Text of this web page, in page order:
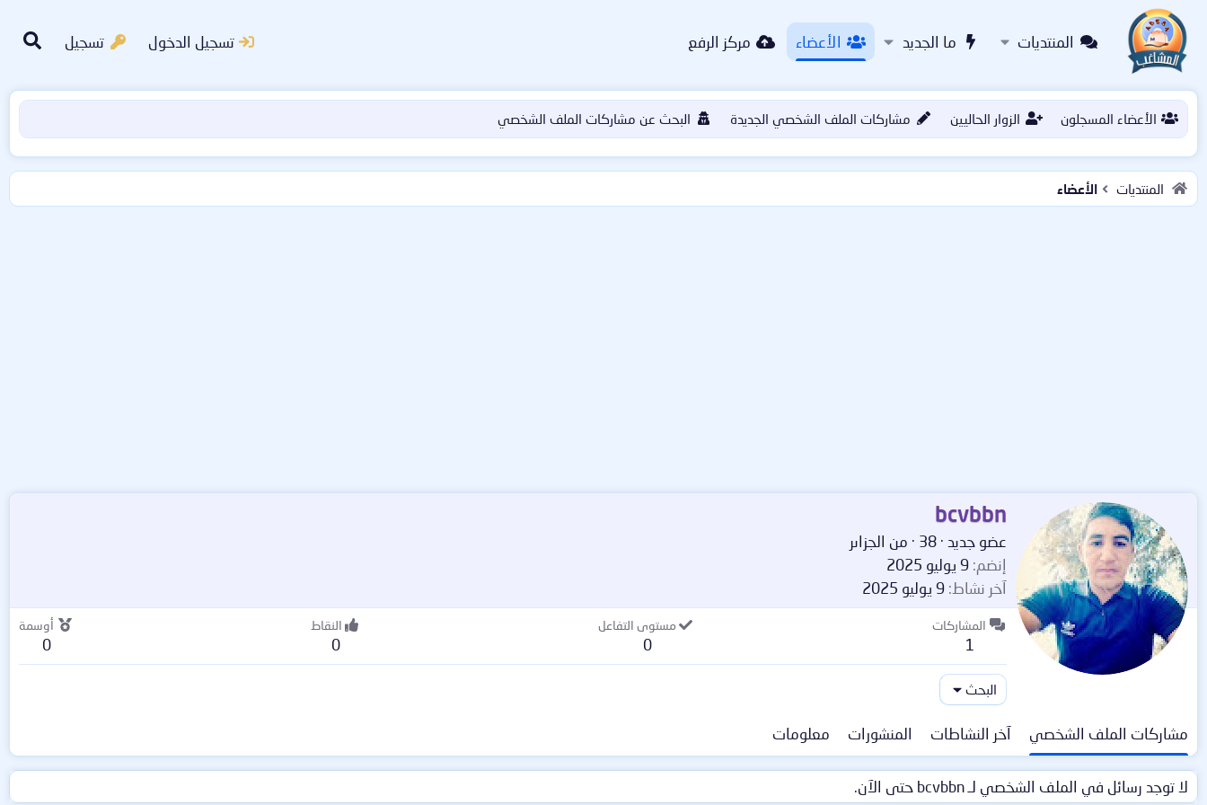
المنتديات ما الجديد الأعضاء مركز الرفع تسجيل الدخول تسجيل
الأعضاء المسجلون الزوار الحاليين مشاركات الملف الشخصي الجديدة البحث عن مشاركات الملف الشخصي
المنتديات الأعضاء
bcvbbn
عضو جديد ·
· من الجزاىر
إنضم 9 يوليو 2025
آخر نشاط 9 يوليو 2025
المشاركات
1
مستوى التفاعل
0
النقاط
0
أوسمة
0
البحث
مشاركات الملف الشخصي آخر النشاطات المنشورات معلومات
لا توجد رسائل في الملف الشخصي لـ bcvbbn حتى الآن.